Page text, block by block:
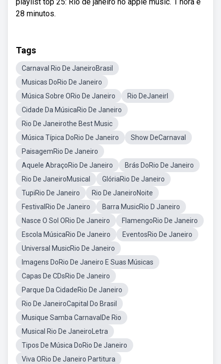
28 minutos.
Tags
Carnaval Rio De JaneiroBrasil
Musicas DoRio De Janeiro
Música Sobre ORio De Janeiro
Rio DeJaneirl
Cidade Da MúsicaRio De Janeiro
Rio De Janeirothe Best Music
Música Típica DoRio De Janeiro
Show DeCarnaval
PaisagemRio De Janeiro
Aquele AbraçoRio De Janeiro
Brás DoRio De Janeiro
Rio De JaneiroMusical
GlóriaRio De Janeiro
TupiRio De Janeiro
Rio De JaneiroNoite
FestivalRio De Janeiro
Barra MusicRio D Janeiro
Nasce O Sol ORio De Janeiro
FlamengoRio De Janeiro
Escola MúsicaRio De Janeiro
EventosRio De Janeiro
Universal MusicRio De Janeiro
Imagens DoRio De Janeiro E Suas Músicas
Capas De CDsRio De Janeiro
Parque Da CidadeRio De Janeiro
Rio De JaneiroCapital Do Brasil
Musique Samba CarnavalDe Rio
Musical Rio De JaneiroLetra
Tipos De Música DoRio De Janeiro
Viva ORio De Janeiro Partitura